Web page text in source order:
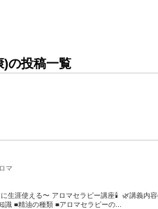
)の投稿一覧
マ
生涯使える〜 アロマセラピー講座🕯 ⁡ 🌿講義内
識 ■精油の種類 ■アロマセラピーの...